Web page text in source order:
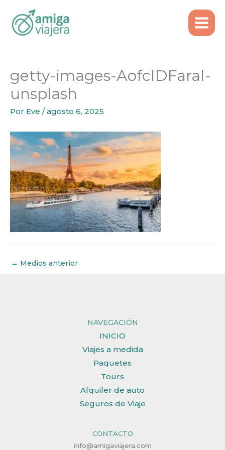
contenido
getty-images-AofcIDFaraI-unsplash
getty-images-AofcIDFaraI-
unsplash
Por Eve /agosto 6, 2025
← Medios anterior
NAVEGACIÓN
INICIO
Viajes a medida
Paquetes
Tours
Alquiler de auto
Seguros de Viaje
CONTACTO
info@amigaviajera.com